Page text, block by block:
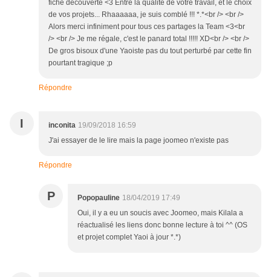
fiche découverte <3 Entre la qualité de votre travail, et le choix
de vos projets... Rhaaaaaa, je suis comblé !!! *.*<br /> <br />
Alors merci infiniment pour tous ces partages la Team <3<br
/> <br /> Je me régale, c'est le panard total !!!!! XD<br /> <br />
De gros bisoux d'une Yaoiste pas du tout perturbé par cette fin
pourtant tragique ;p
Répondre
I inconita 19/09/2018 16:59
J'ai essayer de le lire mais la page joomeo n'existe pas
Répondre
P Popopauline 18/04/2019 17:49
Oui, il y a eu un soucis avec Joomeo, mais Kilala a
réactualisé les liens donc bonne lecture à toi ^^ (OS
et projet complet Yaoi à jour *.*)